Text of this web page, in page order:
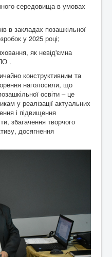
середовища в умовах
в закладах позашкільної
у 2025 році;
як невід'ємна
.
конструктивним та
наголосили, що
освіти – це
у реалізації актуальних
і підвищення
збагачення творчого
досягнення